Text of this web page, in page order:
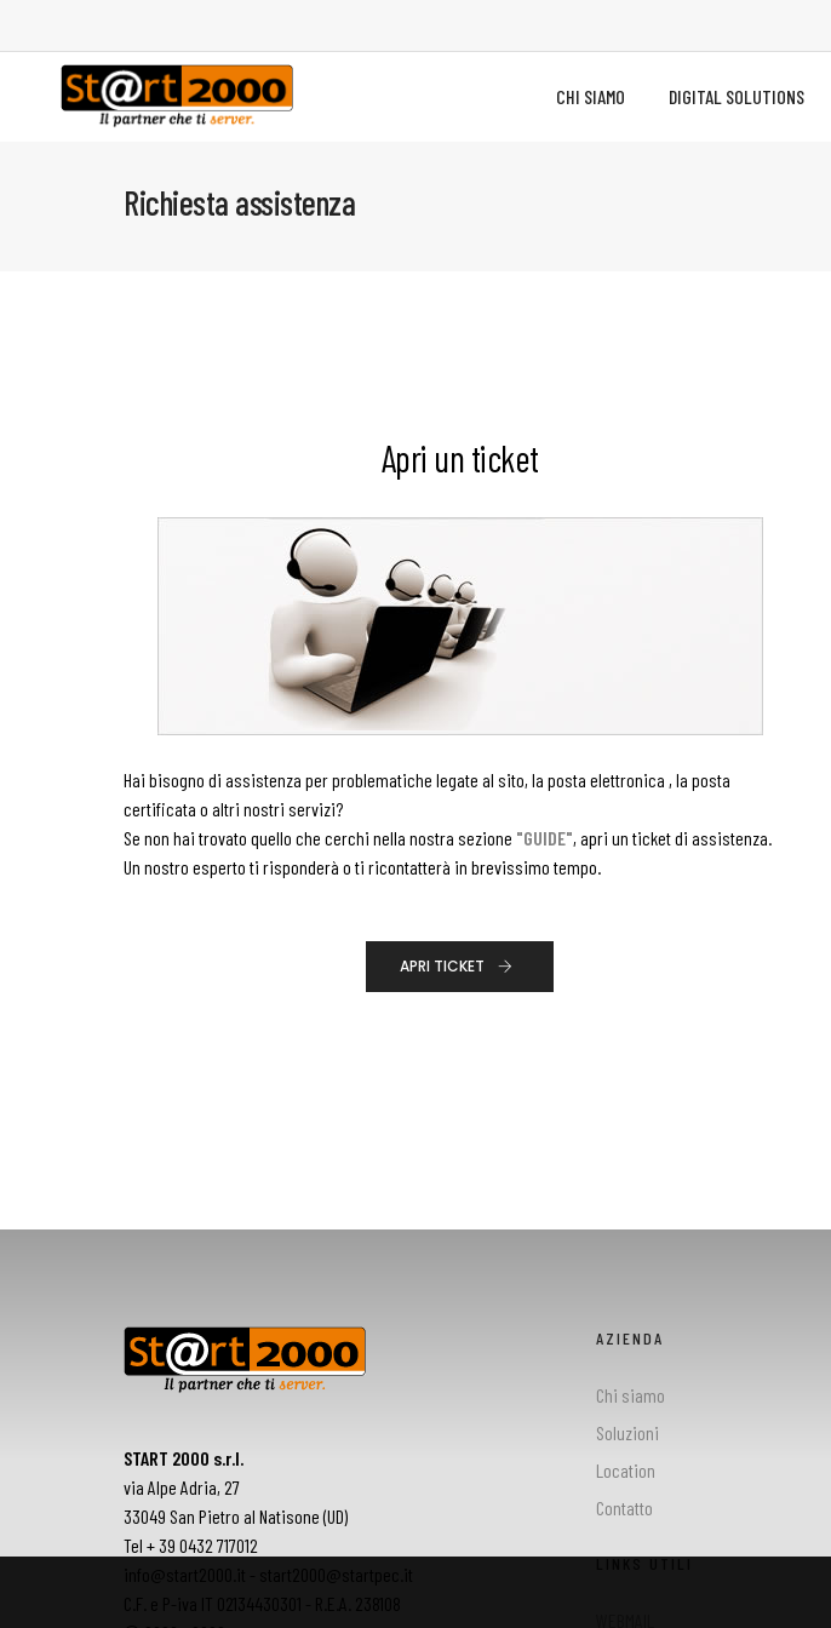
CHI SIAMO DIGITAL SOLUTIONS
Richiesta assistenza
Apri un ticket
Hai bisogno di assistenza per problematiche legate al sito, la posta elettronica , la posta
certificata o altri nostri servizi?
Se non hai trovato quello che cerchi nella nostra sezione "GUIDE", apri un ticket di assistenza.
Un nostro esperto ti risponderà o ti ricontatterà in brevissimo tempo.
APRI TICKET
START 2000 s.r.l.
via Alpe Adria, 27
33049 San Pietro al Natisone (UD)
Tel + 39 0432 717012
AZIENDA
Chi siamo
Soluzioni
Location
Contatto
LINKS UTILI